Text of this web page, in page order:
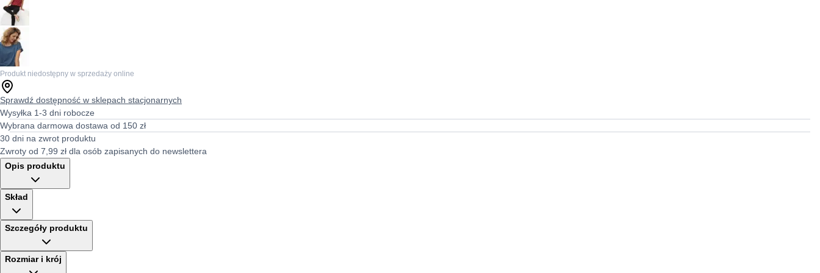
Produkt niedostępny w sprzedaży online
Sprawdź dostępność w sklepach stacjonarnych
Wysyłka 1-3 dni robocze
Wybrana darmowa dostawa od 150 zł
30 dni na zwrot produktu
Zwroty od 7,99 zł dla osób zapisanych do newslettera
Opis produktu
Skład
Szczegóły produktu
Rozmiar i krój